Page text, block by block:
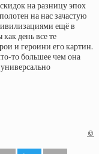
на разницу эпох
на нас зачастую
ещё в
день все те
и героини его картин.
то большее чем она
©